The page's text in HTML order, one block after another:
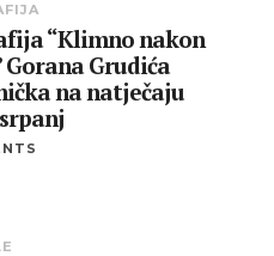
“Klimno nakon
Gorana Grudića
na natječaju